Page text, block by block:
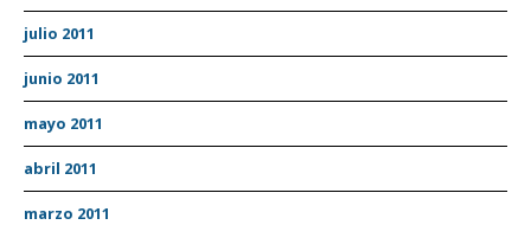
julio 2011
junio 2011
mayo 2011
abril 2011
marzo 2011